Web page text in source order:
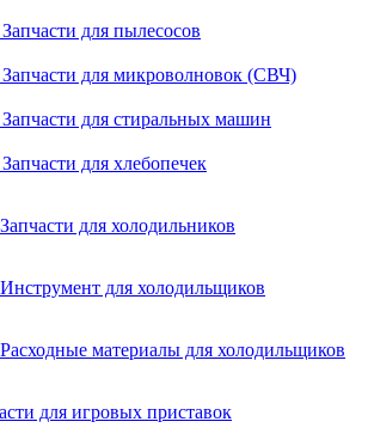
Запчасти для пылесосов
Запчасти для микроволновок (СВЧ)
Запчасти для стиральных машин
Запчасти для хлебопечек
Расходные материалы для холодильщиков
для игровых приставок